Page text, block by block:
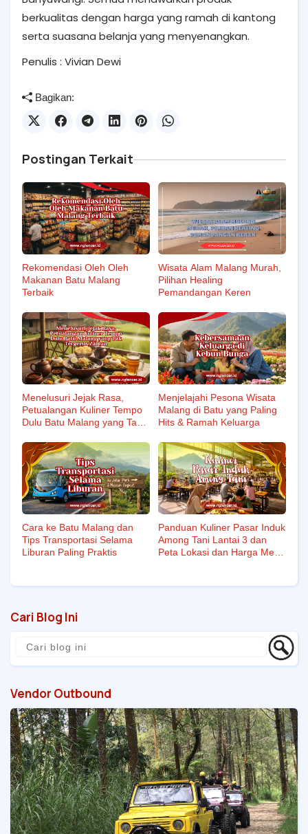
berkualitas dengan harga yang ramah di kantong
serta suasana belanja yang menyenangkan.
Penulis : Vivian Dewi
Bagikan:
Postingan Terkait
Rekomendasi Oleh Oleh
Makanan Batu Malang
Terbaik
Wisata Alam Malang Murah,
Pilihan Healing
Pemandangan Keren
Menelusuri Jejak Rasa,
Petualangan Kuliner Tempo
Dulu Batu Malang yang Tak
Menjelajahi Pesona Wisata
Malang di Batu yang Paling
Hits & Ramah Keluarga
Cara ke Batu Malang dan
Tips Transportasi Selama
Liburan Paling Praktis
Panduan Kuliner Pasar Induk
Among Tani Lantai 3 dan
Peta Lokasi dan Harga Menu
Cari Blog Ini
Vendor Outbound